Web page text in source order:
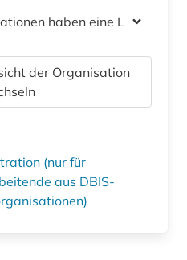
haben eine Lizenz
der Organisation
(nur für
aus DBIS-